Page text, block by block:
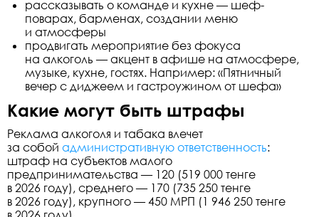
рассказывать о команде и кухне — шеф-
поварах, барменах, создании меню
и атмосферы
продвигать мероприятие без фокуса
на алкоголь — акцент в афише на атмосфере,
музыке, кухне, гостях. Например: «Пятничный
вечер с диджеем и гастроужином от шефа»
Какие могут быть штрафы
Реклама алкоголя и табака влечет
за собой административную ответственность:
штраф на субъектов малого
предпринимательства — 120 (519 000 тенге
в 2026 году), среднего — 170 (735 250 тенге
в 2026 году), крупного — 450 МРП (1 946 250 тенге